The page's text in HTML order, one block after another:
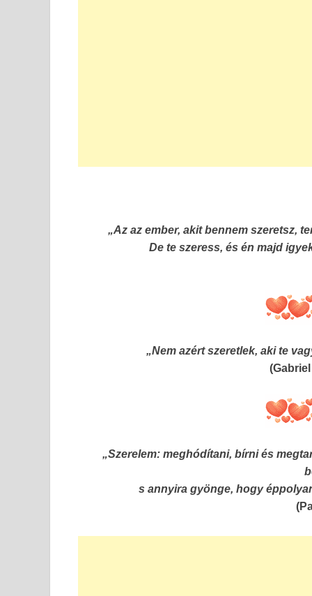
„Az az ember, akit bennem szeretsz,
De te szeress, és én majd
„Nem azért szeretlek, aki te
„Szerelem: meghódítani, bírni és
s annyira gyönge, hogy